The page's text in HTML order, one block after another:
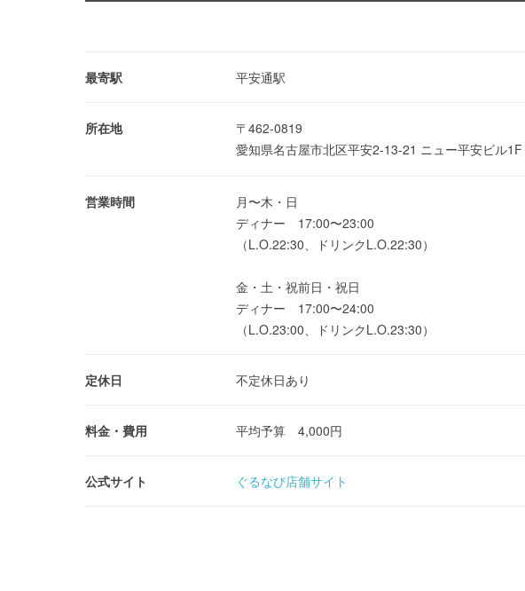
最寄駅 平安通駅
所在地
〒462-0819
愛知県名古屋市北区平安2-13-21 ニュー平安ビル1F
営業時間
月〜木・日
ディナー 17:00〜23:00
（L.O.22:30、ドリンクL.O.22:30）
金・土・祝前日・祝日
ディナー 17:00〜24:00
（L.O.23:00、ドリンクL.O.23:30）
定休日 不定休日あり
料金・費用 平均予算 4,000円
公式サイト ぐるなび店舗サイト